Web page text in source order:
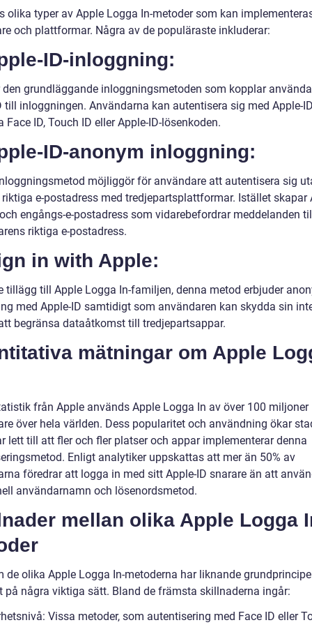
olika typer av Apple Logga In-metoder som kan
och plattformar. Några av de populäraste inkluderar:
ID-inloggning:
den grundläggande inloggningsmetoden som kopplar
till inloggningen. Användarna kan autentisera sig med Apple-
Face ID, Touch ID eller Apple-ID-lösenkoden.
ID-anonym inloggning:
möjliggör för användare att autentisera sig
e-postadress med tredjepartsplattformar. Istället skapar
engångs-e-postadress som vidarebefordrar meddelanden
riktiga e-postadress.
in with Apple:
tillägg till Apple Logga In-familjen, denna metod erbjuder
med Apple-ID samtidigt som användaren kan skydda sin
begränsa dataåtkomst till tredjepartsappar.
mätningar om Apple
från Apple används Apple Logga In av över 100 miljoner
över hela världen. Dess popularitet och användning ökar
lett till att fler och fler platser och appar implementerar denna
Enligt analytiker uppskattas att mer än 50% av
föredrar att logga in med sitt Apple-ID snarare än att
användarnamn och lösenordsmetod.
mellan olika Apple Logga
de olika Apple Logga In-metoderna har liknande
på några viktiga sätt. Bland de främsta skillnaderna ingår:
Vissa metoder, som autentisering med Face ID eller